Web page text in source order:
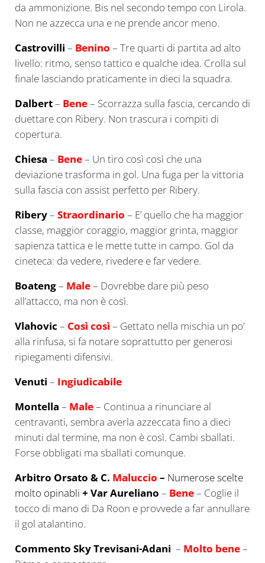
da ammonizione. Bis nel secondo tempo con Lirola.
Non ne azzecca una e ne prende ancor meno.
Castrovilli – Benino – Tre quarti di partita ad alto
livello: ritmo, senso tattico e qualche idea. Crolla sul
finale lasciando praticamente in dieci la squadra.
Dalbert– Bene– Scorrazza sulla fascia, cercando di
duettare con Ribery. Non trascura i compiti di
copertura.
Chiesa – Bene– Un tiro così così che una
deviazione trasforma in gol. Una fuga per la vittoria
sulla fascia con assist perfetto per Ribery.
Ribery– Straordinario – E’ quello che ha maggior
classe, maggior coraggio, maggior grinta, maggior
sapienza tattica e le mette tutte in campo. Gol da
cineteca: da vedere, rivedere e far vedere.
Boateng– Male– Dovrebbe dare più peso
all’attacco, ma non è così.
Vlahovic – Così così – Gettato nella mischia un po’
alla rinfusa, si fa notare soprattutto per generosi
ripiegamenti difensivi.
Venuti – Ingiudicabile
Montella – Male– Continua a rinunciare al
centravanti, sembra averla azzeccata fino a dieci
minuti dal termine, ma non è così. Cambi sballati.
Forse obbligati ma sballati comunque.
Arbitro Orsato & C. Maluccio – Numerose scelte
molto opinabli + VarAureliano – Bene– Coglie il
tocco di mano di Da Roon e provvede a far annullare
il gol atalantino.
Commento Sky Trevisani-Adani – Molto bene–